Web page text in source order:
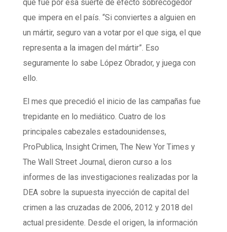
que fue por esa suerte de efecto sobrecogedor
que impera en el país. “Si conviertes a alguien en
un mártir, seguro van a votar por el que siga, el que
representa a la imagen del mártir”. Eso
seguramente lo sabe López Obrador, y juega con
ello.
El mes que precedió el inicio de las campañas fue
trepidante en lo mediático. Cuatro de los
principales cabezales estadounidenses,
ProPublica, Insight Crimen, The New Yor Times y
The Wall Street Journal, dieron curso a los
informes de las investigaciones realizadas por la
DEA sobre la supuesta inyección de capital del
crimen a las cruzadas de 2006, 2012 y 2018 del
actual presidente. Desde el origen, la información